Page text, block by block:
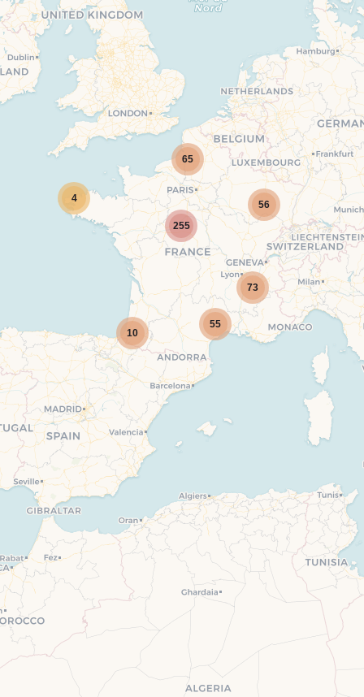
4
65
56
10
73
55
255